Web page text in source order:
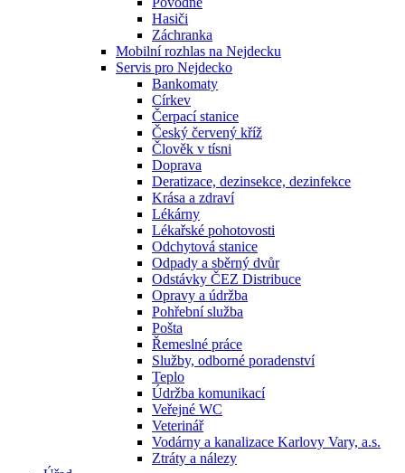
Hasiči
Záchranka
Mobilní rozhlas na Nejdecku
Servis pro Nejdecko
Bankomaty
Církev
Čerpací stanice
Český červený kříž
Člověk v tísni
Doprava
Deratizace, dezinsekce, dezinfekce
Krása a zdraví
Lékárny
Lékařské pohotovosti
Odchytová stanice
Odpady a sběrný dvůr
Odstávky ČEZ Distribuce
Opravy a údržba
Pohřební služba
Pošta
Řemeslné práce
Služby, odborné poradenství
Teplo
Údržba komunikací
Veřejné WC
Veterinář
Vodárny a kanalizace Karlovy Vary, a.s.
Ztráty a nálezy